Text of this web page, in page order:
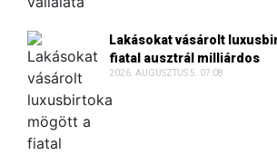
Lakásokat vásárolt
fiatal ausztrál milliárdos
2026. AUGUSZTUS 5. 07:08